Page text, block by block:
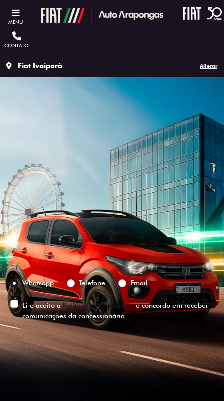
MENU
CONTATO
Fiat Ivaiporã Alterar
ESTOU INTERESSADO
Versão escolhida
Preferência de contato:
Whatsapp
Telefone Email
Li e aceito aPolítica de Privacidadee concordo em receber
comunicações da concessionária.
ENTRAR EM CONTATO